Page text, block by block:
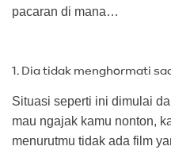
pacaran di mana…
1. Dia tidak menghormati
Situasi seperti ini dimulai
mau ngajak kamu nonton,
menurutmu tidak ada film